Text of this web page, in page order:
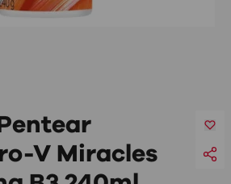
V Miracles